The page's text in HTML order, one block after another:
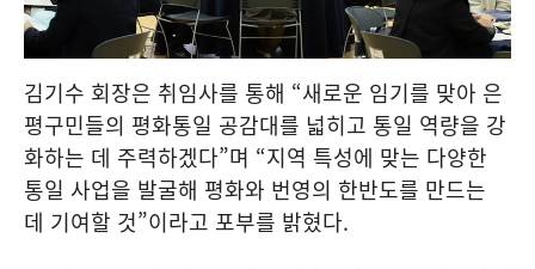
김기수 회장은 취임사를 통해 “새로운 임기를 맞아 은
평구민들의 평화통일 공감대를 넓히고 통일 역량을 강
화하는 데 주력하겠다”며 “지역 특성에 맞는 다양한
통일 사업을 발굴해 평화와 번영의 한반도를 만드는
데 기여할 것”이라고 포부를 밝혔다.